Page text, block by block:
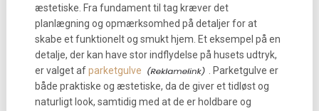
æstetiske. Fra fundament til tag kræver det
planlægning og opmærksomhed på detaljer for at
skabe et funktionelt og smukt hjem. Et eksempel på en
detalje, der kan have stor indflydelse på husets udtryk,
er valget afparketgulve
. Parketgulve er
både praktiske og æstetiske, da de giver et tidløst og
naturligt look, samtidig med at de er holdbare og